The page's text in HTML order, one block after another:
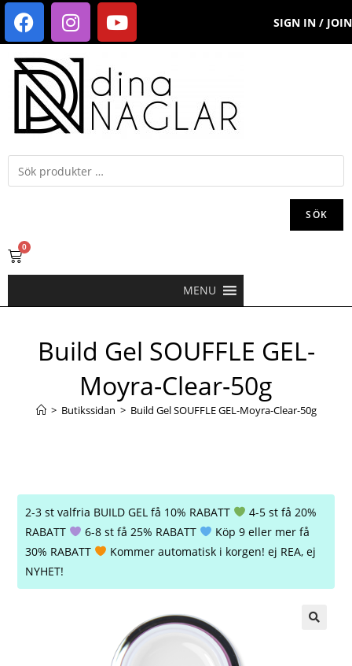
SIGN IN / JOIN
SÖK
0
MENU
Build Gel SOUFFLE GEL-
Moyra-Clear-50g
> Butikssidan > Build Gel SOUFFLE GEL-Moyra-Clear-50g
2-3 st valfria BUILD GEL få 10% RABATT
4-5 st få 20%
RABATT
6-8 st få 25% RABATT
Köp 9 eller mer få
30% RABATT
Kommer automatisk i korgen! ej REA, ej
NYHET!